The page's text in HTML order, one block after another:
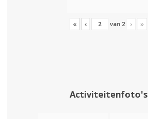
« ‹ van 2 › »
Activiteitenfoto's